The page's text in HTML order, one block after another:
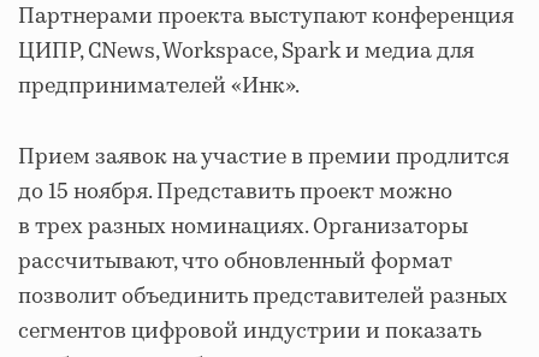
Партнерами проекта выступают конференция
ЦИПР, CNews, Workspace, Spark и медиа для
предпринимателей «Инк».
Прием заявок на участие в премии продлится
до 15 ноября. Представить проект можно
в трех разных номинациях. Организаторы
рассчитывают, что обновленный формат
позволит объединить представителей разных
сегментов цифровой индустрии и показать